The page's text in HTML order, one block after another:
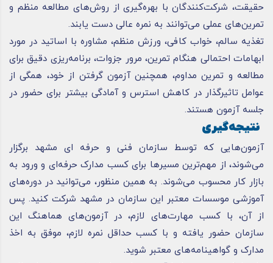
حقیقت، شرکت‌کنندگان با بهره‌گیری از روش‌های مطالعه منظم و
تمرین‌های عملی می‌توانند به نمره عالی دست یابند.
تغذیه سالم، خواب کافی، ورزش منظم، مشاوره با اساتید در مورد
ابهامات احتمالی هنگام تمرین، مرور جزوات، برنامه‌ریزی دقیق برای
مطالعه و تمرین مداوم، همچنین آزمون گرفتن از خود، همگی از
عوامل تاثیرگذار در کاهش استرس و آمادگی بیشتر برای حضور در
جلسه آزمون هستند.
نتیجه‌گیری
آزمون‌هایی که توسط سازمان فنی و حرفه ای مشهد برگزار
می‌شوند، از مهم‌ترین مسیرها برای کسب مدارک حرفه‌ای و ورود به
بازار کار محسوب می‌شوند. به همین منظور، می‌توانید در دوره‌های
آموزشی موسسات معتبر این سازمان در مشهد شرکت کنید. پس
از آن، با کسب مهارت‌های لازم، در آزمون‌های هماهنگ این
سازمان حضور یافته و با کسب حداقل نمره لازم، موفق به اخذ
مدارک و گواهینامه‌های معتبر شوید.